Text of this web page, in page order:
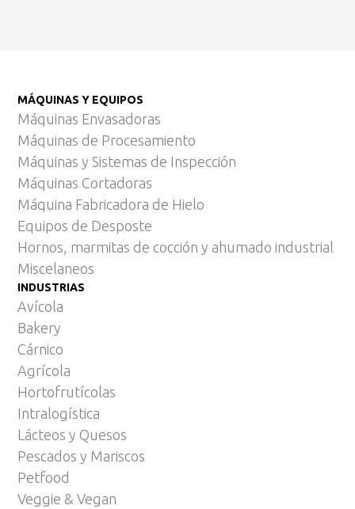
MÁQUINAS Y EQUIPOS
Máquinas Envasadoras
Máquinas de Procesamiento
Máquinas y Sistemas de Inspección
Máquinas Cortadoras
Máquina Fabricadora de Hielo
Equipos de Desposte
Hornos, marmitas de cocción y ahumado industrial
Miscelaneos
INDUSTRIAS
Avícola
Bakery
Cárnico
Agrícola
Hortofrutícolas
Intralogística
Lácteos y Quesos
Pescados y Mariscos
Petfood
Veggie & Vegan